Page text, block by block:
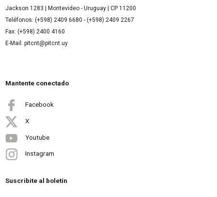
Jackson 1283 | Montevideo - Uruguay | CP 11200
Teléfonos: (+598) 2409 6680 - (+598) 2409 2267
Fax: (+598) 2400 4160
E-Mail: pitcnt@pitcnt.uy
Mantente conectado
Facebook
X
Youtube
Instagram
Suscribite al boletín